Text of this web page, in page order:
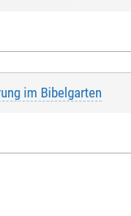
im Bibelgarten